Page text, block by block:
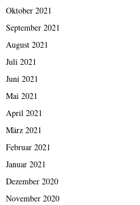
Oktober 2021
September 2021
August 2021
Juli 2021
Juni 2021
Mai 2021
April 2021
März 2021
Februar 2021
Januar 2021
Dezember 2020
November 2020